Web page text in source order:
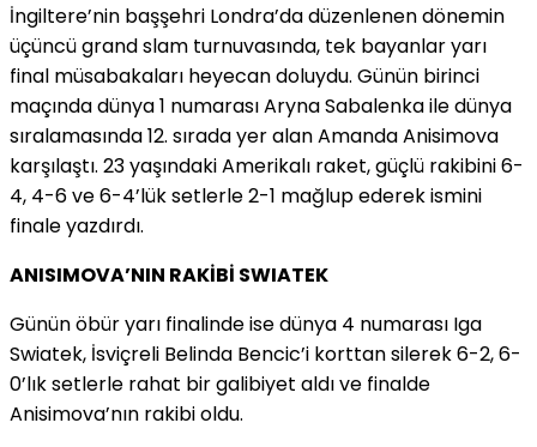
İngiltere’nin başşehri Londra’da düzenlenen dönemin
üçüncü grand slam turnuvasında, tek bayanlar yarı
final müsabakaları heyecan doluydu. Günün birinci
maçında dünya 1 numarası Aryna Sabalenka ile dünya
sıralamasında 12. sırada yer alan Amanda Anisimova
karşılaştı. 23 yaşındaki Amerikalı raket, güçlü rakibini 6-
4, 4-6 ve 6-4’lük setlerle 2-1 mağlup ederek ismini
finale yazdırdı.
ANISIMOVA’NIN RAKİBİ SWIATEK
Günün öbür yarı finalinde ise dünya 4 numarası Iga
Swiatek, İsviçreli Belinda Bencic’i korttan silerek 6-2, 6-
0’lık setlerle rahat bir galibiyet aldı ve finalde
Anisimova’nın rakibi oldu.